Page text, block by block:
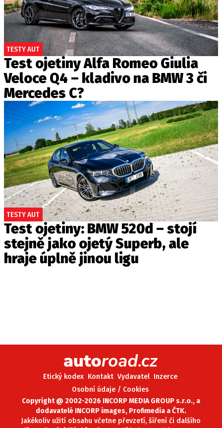
TESTY AUT
Test ojetiny Alfa Romeo Giulia
Veloce Q4 – kladivo na BMW 3 či
Mercedes C?
TESTY AUT
Test ojetiny: BMW 520d – stojí
stejně jako ojetý Superb, ale
hraje úplně jinou ligu
Etický kodex Kontakt Vydavatel Inzerce
Osobní údaje / Cookies
Copyright @ 2002-2026 INCORP MEDIA GROUP s.r.o., a
dodavatelé INCORP images, Profimedia a ČTK.
Jakékoliv užití obsahu včetne převzetí, šíření či dalšího